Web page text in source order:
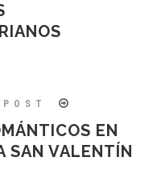
EN
SAN VALENTÍN